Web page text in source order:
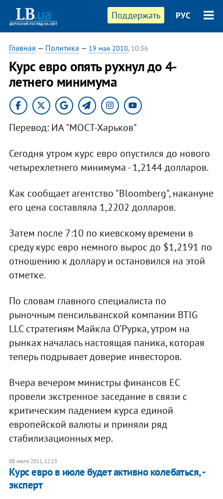
Поддержать РУС
Главная — Политика — 19 мая 2010, 10:36
Курс евро опять рухнул до 4-
летнего минимума
Перевод: ИА "МОСТ-Харьков"
Сегодня утром курс евро опустился до нового
четырехлетнего минимума - 1,2144 долларов.
Как сообщает агентство "Bloomberg", накануне
его цена составляла 1,2202 долларов.
Затем после 7:10 по киевскому времени в
среду курс евро немного вырос до $1,2191 по
отношению к доллару и остановился на этой
отметке.
По словам главного специалиста по
рыночным пенсильванской компании BTIG
LLC стратегиям Майкла О’Рурка, утром на
рынках началась настоящая паника, которая
теперь подрывает доверие инвесторов.
Вчера вечером министры финансов ЕС
провели экстренное заседание в связи с
критическим падением курса единой
европейской валюты и приняли ряд
стабилизационных мер.
08 июля 2011, 12:13
Курс евро в июле будет активно колебаться, -
эксперт